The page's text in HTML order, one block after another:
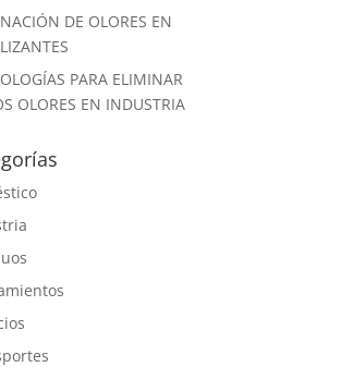
DE OLORES EN
PARA ELIMINAR
OLORES EN INDUSTRIA